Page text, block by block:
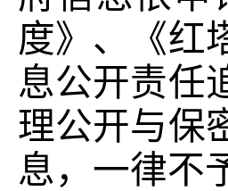
度》、《红
息公开责任
理公开与保
息，一律不